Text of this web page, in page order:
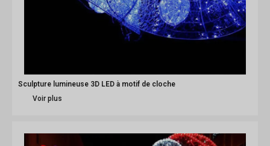
Sculpture lumineuse 3D LED à motif de cloche
Voir plus